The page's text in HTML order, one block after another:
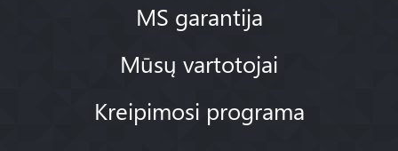
MS garantija
Mūsų vartotojai
Kreipimosi programa